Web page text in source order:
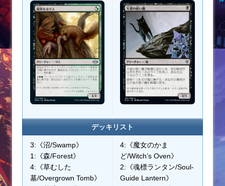
デッキリスト
3:《沼/Swamp》
1:《森/Forest》
4:《草むした
墓/Overgrown Tomb》
4:《魔女のかま
ど/Witch’s Oven》
2:《魂標ランタン/Soul-
Guide Lantern》